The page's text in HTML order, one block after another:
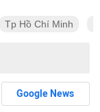
Tp Hồ Chí Minh
Google News